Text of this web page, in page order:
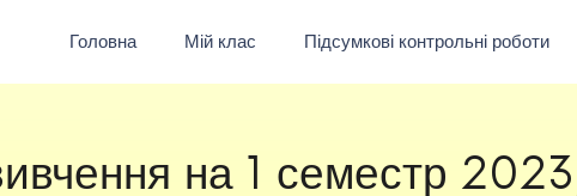
Головна Мій клас Підсумкові контрольні роботи
на 1 семестр